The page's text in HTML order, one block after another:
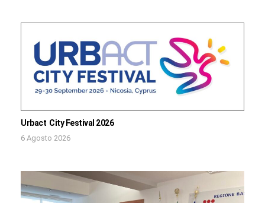
Urbact City Festival 2026
6 Agosto 2026